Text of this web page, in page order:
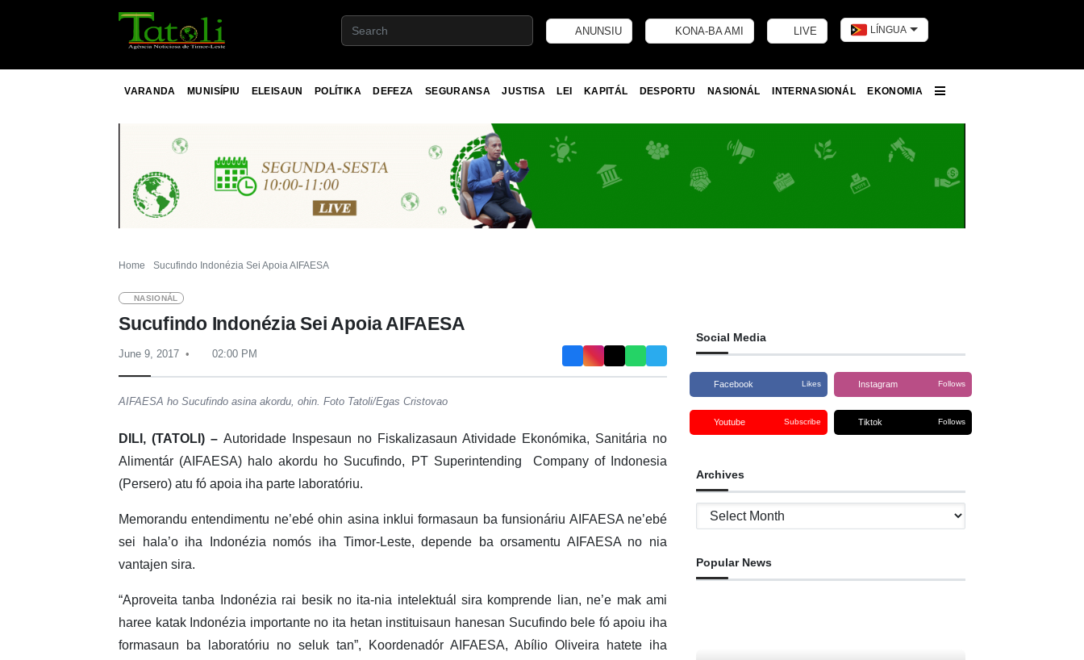
ANUNSIU KONA-BA AMI LIVE LÍNGUA
VARANDA MUNISÍPIU ELEISAUN POLÍTIKA DEFEZA SEGURANSA JUSTISA LEI KAPITÁL DESPORTU NASIONÁL INTERNASIONÁL
EKONOMIA
Home Sucufindo Indonézia Sei Apoia AIFAESA
NASIONÁL
Sucufindo Indonézia Sei Apoia AIFAESA
June 9, 2017 02:00 PM
AIFAESA ho Sucufindo asina akordu, ohin. Foto Tatoli/Egas Cristovao
DILI, (TATOLI) – Autoridade Inspesaun no Fiskalizasaun Atividade Ekonómika, Sanitária no
Alimentár (AIFAESA) halo akordu ho Sucufindo, PT Superintending Company of Indonesia
(Persero) atu fó apoia iha parte laboratóriu.
Memorandu entendimentu ne’ebé ohin asina inklui formasaun ba funsionáriu AIFAESA ne’ebé
sei hala’o iha Indonézia nomós iha Timor-Leste, depende ba orsamentu AIFAESA no nia
vantajen sira.
“Aproveita tanba Indonézia rai besik no ita-nia intelektuál sira komprende lian, ne’e mak ami
haree katak Indonézia importante no ita hetan instituisaun hanesan Sucufindo bele fó apoiu iha
formasaun ba laboratóriu no seluk tan”, Koordenadór AIFAESA, Abílio Oliveira hatete iha
Social Media
Facebook Likes Instagram Follows
Youtube Subscribe Tiktok Follows
Archives
Archives
Popular News